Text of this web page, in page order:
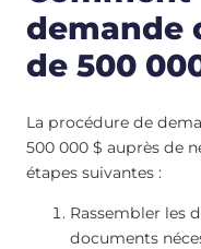
demande
de 500
La procédure de
500 000 $ auprès de
étapes suivantes :
Rassembler les
documents